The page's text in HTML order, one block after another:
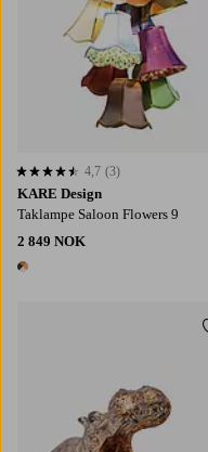
KARE Design
Taklampe Saloon Flowers 9
2 849 NOK
1 farge
4,7 basert på 3 karaktergivninger
4,7 (3)